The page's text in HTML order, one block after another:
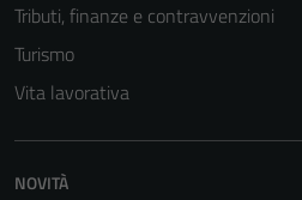
Tributi, finanze e contravvenzioni
Turismo
Vita lavorativa
NOVITÀ